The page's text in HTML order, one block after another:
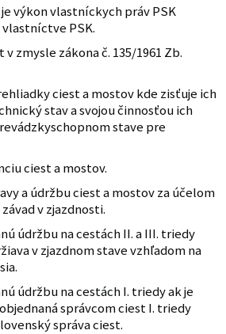
výkon vlastníckych práv PSK
PSK.
zmysle zákona č. 135/1961 Zb.
ciest a mostov kde zisťuje ich
stav a svojou činnosťou ich
stave pre
ciest a mostov.
a údržbu ciest a mostov za účelom
v zjazdnosti.
údržbu na cestách II. a III. triedy
v zjazdnom stave vzhľadom na
údržbu na cestách I. triedy ak je
správcom ciest I. triedy
správa ciest.